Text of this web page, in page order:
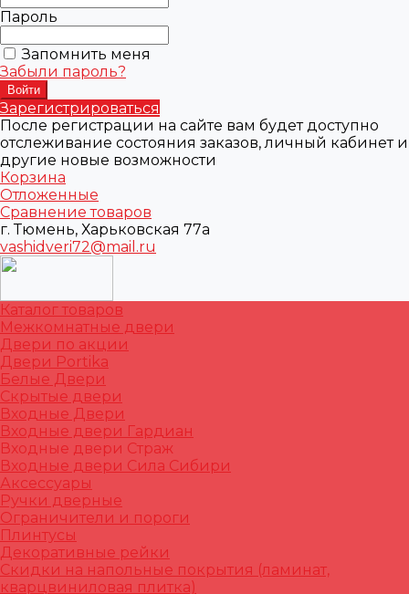
Пароль
Запомнить меня
Забыли пароль?
Зарегистрироваться
После регистрации на сайте вам будет доступно
отслеживание состояния заказов, личный кабинет и
другие новые возможности
Корзина
Отложенные
Сравнение товаров
г. Тюмень, Харьковская 77а
vashidveri72@mail.ru
Каталог товаров
Межкомнатные двери
Двери по акции
Двери Portika
Белые Двери
Скрытые двери
Входные Двери
Входные двери Гардиан
Входные двери Страж
Входные двери Сила Сибири
Аксессуары
Ручки дверные
Ограничители и пороги
Плинтусы
Декоративные рейки
Скидки на напольные покрытия (ламинат,
кварцвиниловая плитка)